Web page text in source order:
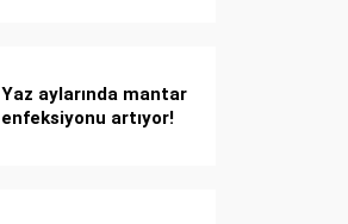
Yaz aylarında mantar
enfeksiyonu artıyor!